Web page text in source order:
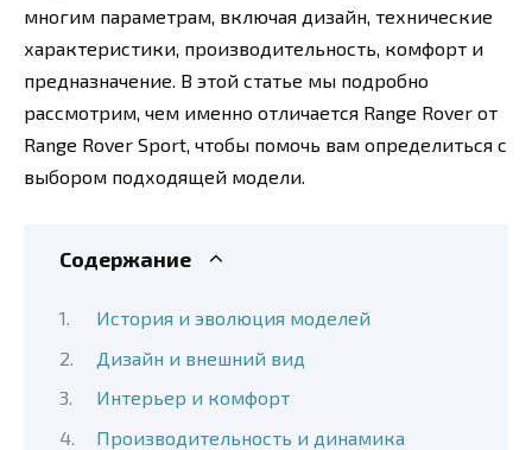
многим параметрам, включая дизайн, технические
характеристики, производительность, комфорт и
предназначение. В этой статье мы подробно
рассмотрим, чем именно отличается Range Rover от
Range Rover Sport, чтобы помочь вам определиться с
выбором подходящей модели.
Содержание
История и эволюция моделей
Дизайн и внешний вид
Интерьер и комфорт
Производительность и динамика